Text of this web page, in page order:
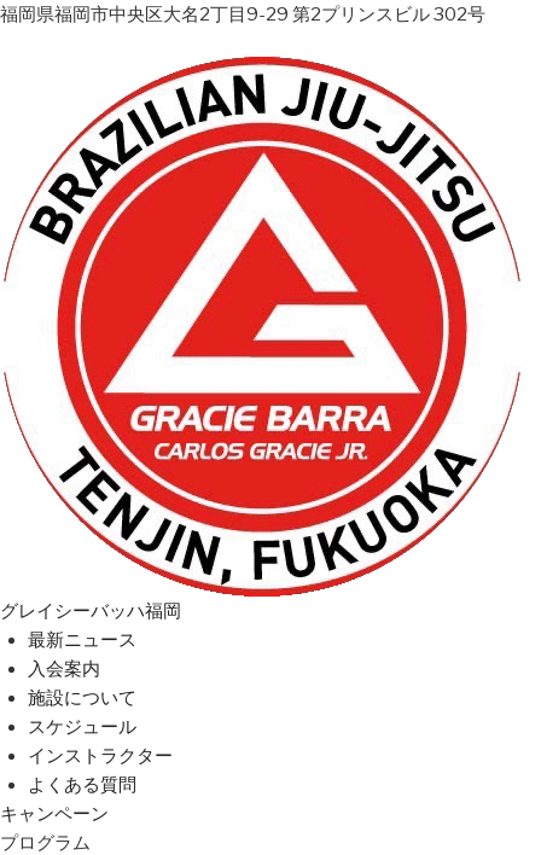
福岡県福岡市中央区大名2丁目9-29 第2プリンスビル 302号
グレイシーバッハ福岡
最新ニュース
入会案内
施設について
スケジュール
インストラクター
よくある質問
キャンペーン
プログラム